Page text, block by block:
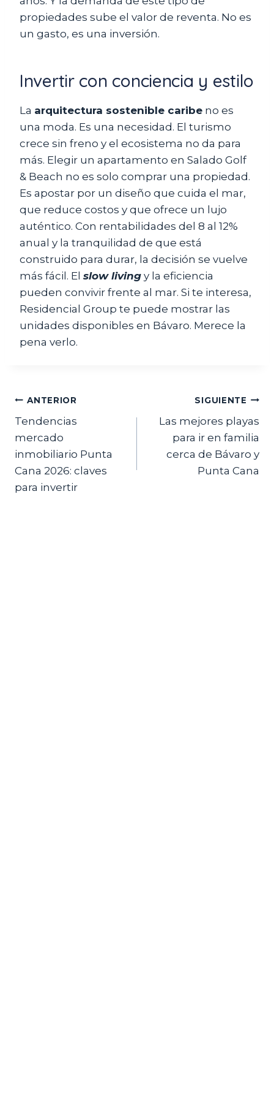
propiedades sube el valor de reventa. No es
un gasto, es una inversión.
Invertir con conciencia y estilo
La arquitectura sostenible caribe no es
una moda. Es una necesidad. El turismo
crece sin freno y el ecosistema no da para
más. Elegir un apartamento en Salado Golf
& Beach no es solo comprar una propiedad.
Es apostar por un diseño que cuida el mar,
que reduce costos y que ofrece un lujo
auténtico. Con rentabilidades del 8 al 12%
anual y la tranquilidad de que está
construido para durar, la decisión se vuelve
más fácil. El slow living y la eficiencia
pueden convivir frente al mar. Si te interesa,
Residencial Group te puede mostrar las
unidades disponibles en Bávaro. Merece la
pena verlo.
Navegación
de
entradas
ANTERIOR
Tendencias
mercado
inmobiliario Punta
Cana 2026: claves
para invertir
SIGUIENTE
Las mejores playas
para ir en familia
cerca de Bávaro y
Punta Cana